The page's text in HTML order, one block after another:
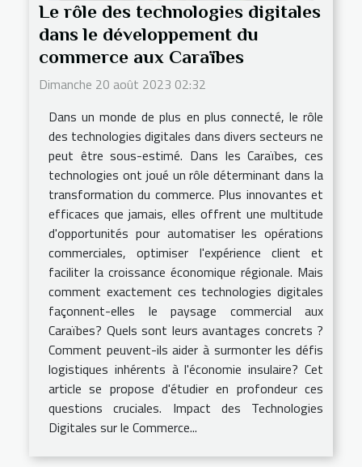
Le rôle des technologies digitales
dans le développement du
commerce aux Caraïbes
Dimanche 20 août 2023 02:32
Dans un monde de plus en plus connecté, le rôle
des technologies digitales dans divers secteurs ne
peut être sous-estimé. Dans les Caraïbes, ces
technologies ont joué un rôle déterminant dans la
transformation du commerce. Plus innovantes et
efficaces que jamais, elles offrent une multitude
d'opportunités pour automatiser les opérations
commerciales, optimiser l'expérience client et
faciliter la croissance économique régionale. Mais
comment exactement ces technologies digitales
façonnent-elles le paysage commercial aux
Caraïbes? Quels sont leurs avantages concrets ?
Comment peuvent-ils aider à surmonter les défis
logistiques inhérents à l'économie insulaire? Cet
article se propose d'étudier en profondeur ces
questions cruciales. Impact des Technologies
Digitales sur le Commerce...